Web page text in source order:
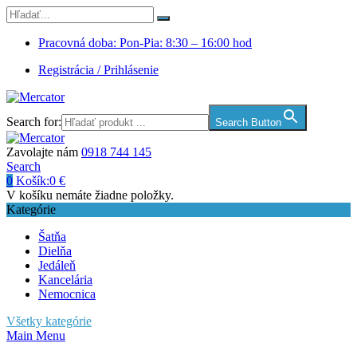
Pracovná doba: Pon-Pia: 8:30 – 16:00 hod
Registrácia / Prihlásenie
Search for: Search Button
Zavolajte nám 0918 744 145
Search
0 Košík:0 €
V košíku nemáte žiadne položky.
Kategórie
Šatňa
Dielňa
Jedáleň
Kancelária
Nemocnica
Všetky kategórie
Main Menu